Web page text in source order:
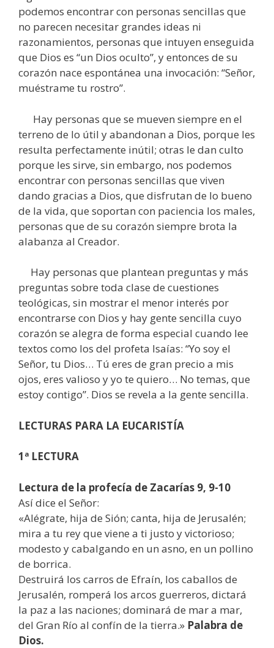
podemos encontrar con personas sencillas que
no parecen necesitar grandes ideas ni
razonamientos, personas que intuyen enseguida
que Dios es “un Dios oculto”, y entonces de su
corazón nace espontánea una invocación: “Señor,
muéstrame tu rostro”.
Hay personas que se mueven siempre en el
terreno de lo útil y abandonan a Dios, porque les
resulta perfectamente inútil; otras le dan culto
porque les sirve, sin embargo, nos podemos
encontrar con personas sencillas que viven
dando gracias a Dios, que disfrutan de lo bueno
de la vida, que soportan con paciencia los males,
personas que de su corazón siempre brota la
alabanza al Creador.
Hay personas que plantean preguntas y más
preguntas sobre toda clase de cuestiones
teológicas, sin mostrar el menor interés por
encontrarse con Dios y hay gente sencilla cuyo
corazón se alegra de forma especial cuando lee
textos como los del profeta Isaías: “Yo soy el
Señor, tu Dios… Tú eres de gran precio a mis
ojos, eres valioso y yo te quiero… No temas, que
estoy contigo”. Dios se revela a la gente sencilla.
LECTURAS PARA LA EUCARISTÍA
1ª LECTURA
Lectura de la profecía de Zacarías 9, 9-10
Así dice el Señor:
«Alégrate, hija de Sión; canta, hija de Jerusalén;
mira a tu rey que viene a ti justo y victorioso;
modesto y cabalgando en un asno, en un pollino
de borrica.
Destruirá los carros de Efraín, los caballos de
Jerusalén, romperá los arcos guerreros, dictará
la paz a las naciones; dominará de mar a mar,
del Gran Río al confín de la tierra.» Palabra de
Dios.